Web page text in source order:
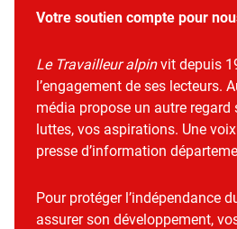
Votre soutien compte pour
Le Travailleur alpinvit depuis
l’engagement de ses lecteurs.
média propose un autre regard
luttes, vos aspirations. Une
presse d’information
Pour protéger l’indépendance
assurer son développement,